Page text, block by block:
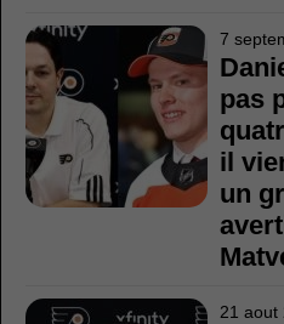
7
pas
il
un
21 aout